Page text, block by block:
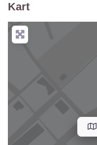
Kart